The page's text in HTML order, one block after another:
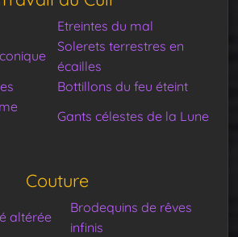
Etreintes du mal
Solerets terrestres en
écailles
Bottillons du feu éteint
Gants célestes de la Lune
Couture
altérée
Brodequins de rêves
infinis